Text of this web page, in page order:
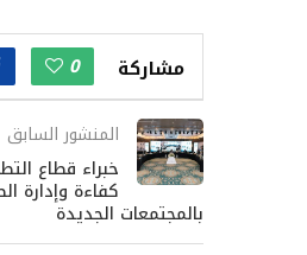
مشاركة 0
المنشور السابق
خبراء قطاع
كفاءة وإدارة
بالمجتمعات الجديدة